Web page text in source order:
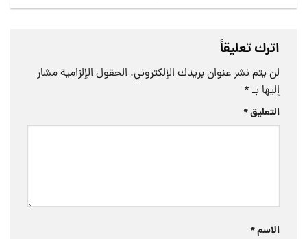
اترك تعليقاً
لن يتم نشر عنوان بريدك الإلكتروني. الحقول الإلزامية مشار
إليها بـ *
التعليق*
الاسم*